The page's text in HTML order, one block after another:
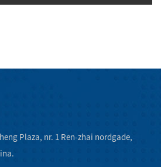
Plaza, nr. 1 Ren-zhai nordgade,